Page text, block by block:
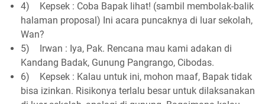
4)
Kepsek : Coba Bapak lihat! (sambil membolak-balik
halaman proposal) Ini acara puncaknya di luar sekolah,
Wan?
5)
Irwan : Iya, Pak. Rencana mau kami adakan di
Kandang Badak, Gunung Pangrango, Cibodas.
6)
Kepsek : Kalau untuk ini, mohon maaf, Bapak tidak
bisa izinkan. Risikonya terlalu besar untuk dilaksanakan